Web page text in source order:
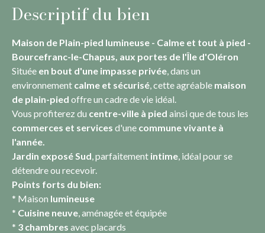
Descriptif du bien
Maison de Plain-pied lumineuse - Calme et tout à pied -
Bourcefranc-le-Chapus, aux portes de l'Île d'Oléron
Située en bout d'une impasse privée, dans un
environnement calme et sécurisé, cette agréable maison
de plain-pied offre un cadre de vie idéal.
Vous profiterez du centre-ville à pied ainsi que de tous les
commerces et services d'une commune vivante à
l'année.
Jardin exposé Sud, parfaitement intime, idéal pour se
détendre ou recevoir.
Points forts du bien:
* Maison lumineuse
* Cuisine neuve, aménagée et équipée
* 3 chambres avec placards